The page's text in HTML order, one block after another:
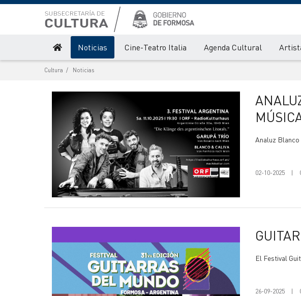
Noticias Cine-Teatro Italia Agenda Cultural
Cultura Noticias
ANALUZ BLANCO, VOZ FORMOSEÑA QUE LLEVARÁ NUESTRA
Analuz
02-10-2025 |
El Festival
26-09-2025 |